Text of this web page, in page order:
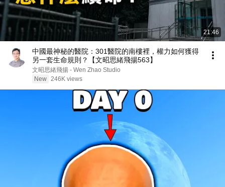
21:46
中國最神秘的醫院：301醫院的南樓裡，權力如何獲得
另一套生命規則？【文昭思緒飛揚563】
文昭思緒飛揚 - Wen Zhao Studio
New 246K views